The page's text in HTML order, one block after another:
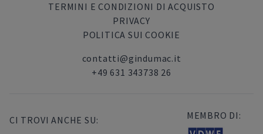
TERMINI E CONDIZIONI DI ACQUISTO
PRIVACY
POLITICA SUI COOKIE
contatti@gindumac.it
+49 631 343738 26
CI TROVI ANCHE SU: MEMBRO DI: